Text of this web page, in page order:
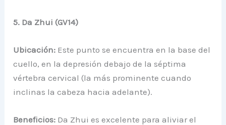
5. Da Zhui (GV14)
Ubicación: Este punto se encuentra en la base del
cuello, en la depresión debajo de la séptima
vértebra cervical (la más prominente cuando
inclinas la cabeza hacia adelante).
Beneficios: Da Zhui es excelente para aliviar el